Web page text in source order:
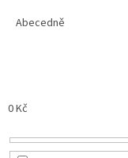
o
u
Abecedně
0Kč